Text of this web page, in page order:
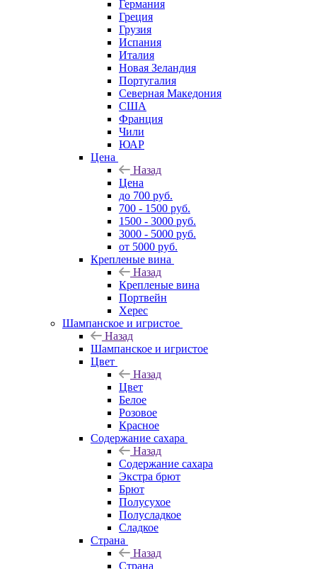
Германия
Греция
Грузия
Испания
Италия
Новая Зеландия
Португалия
Северная Македония
США
Франция
Чили
ЮАР
Цена
Назад
Цена
до 700 руб.
700 - 1500 руб.
1500 - 3000 руб.
3000 - 5000 руб.
от 5000 руб.
Крепленые вина
Назад
Крепленые вина
Портвейн
Херес
Шампанское и игристое
Назад
Шампанское и игристое
Цвет
Назад
Цвет
Белое
Розовое
Красное
Содержание сахара
Назад
Содержание сахара
Экстра брют
Брют
Полусухое
Полусладкое
Сладкое
Страна
Назад
Страна